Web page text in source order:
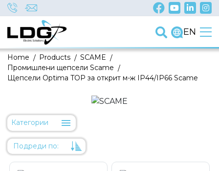
EN
/
Home /
Products /
SCAME
/
Промишлени щепсели Scame
Щепсели Optima TOP за открит м-ж IP44/IP66 Scame
Категории
Подреди по: